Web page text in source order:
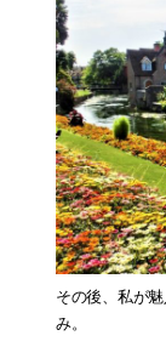
その後、私が
み。